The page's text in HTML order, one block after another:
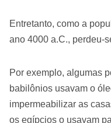
Entretanto, como a
ano 4000 a.C., perdeu-
Por exemplo, algumas
babilônios usavam o
impermeabilizar as
os egípcios o usavam